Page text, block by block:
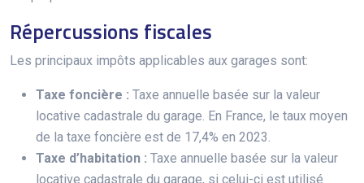
Répercussions fiscales
Les principaux impôts applicables aux garages sont:
Taxe foncière : Taxe annuelle basée sur la valeur
locative cadastrale du garage. En France, le taux moyen
de la taxe foncière est de 17,4% en 2023.
Taxe d’habitation : Taxe annuelle basée sur la valeur
locative cadastrale du garage, si celui-ci est utilisé